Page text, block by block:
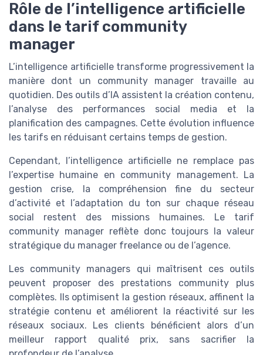
Rôle de l’intelligence artificielle
dans le tarif community
manager
L’intelligence artificielle transforme progressivement la
manière dont un community manager travaille au
quotidien. Des outils d’IA assistent la création contenu,
l’analyse des performances social media et la
planification des campagnes. Cette évolution influence
les tarifs en réduisant certains temps de gestion.
Cependant, l’intelligence artificielle ne remplace pas
l’expertise humaine en community management. La
gestion crise, la compréhension fine du secteur
d’activité et l’adaptation du ton sur chaque réseau
social restent des missions humaines. Le tarif
community manager reflète donc toujours la valeur
stratégique du manager freelance ou de l’agence.
Les community managers qui maîtrisent ces outils
peuvent proposer des prestations community plus
complètes. Ils optimisent la gestion réseaux, affinent la
stratégie contenu et améliorent la réactivité sur les
réseaux sociaux. Les clients bénéficient alors d’un
meilleur rapport qualité prix, sans sacrifier la